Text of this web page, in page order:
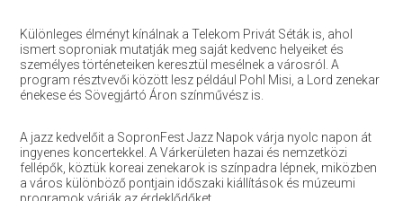
Különleges élményt kínálnak a Telekom Privát Séták is, ahol
ismert soproniak mutatják meg saját kedvenc helyeiket és
személyes történeteiken keresztül mesélnek a városról. A
program résztvevői között lesz például Pohl Misi, a Lord zenekar
énekese és Sövegjártó Áron színművész is.
A jazz kedvelőit a SopronFest Jazz Napok várja nyolc napon át
ingyenes koncertekkel. A Várkerületen hazai és nemzetközi
fellépők, köztük koreai zenekarok is színpadra lépnek, miközben
a város különböző pontjain időszaki kiállítások és múzeumi